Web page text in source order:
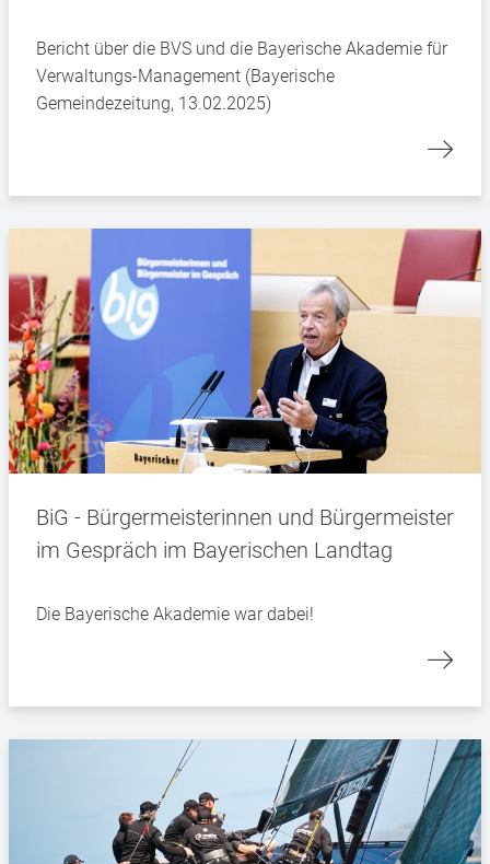
Bericht über die BVS und die Bayerische Akademie für
Verwaltungs-Management (Bayerische
Gemeindezeitung, 13.02.2025)
BiG - Bürgermeisterinnen und Bürgermeister
im Gespräch im Bayerischen Landtag
Die Bayerische Akademie war dabei!